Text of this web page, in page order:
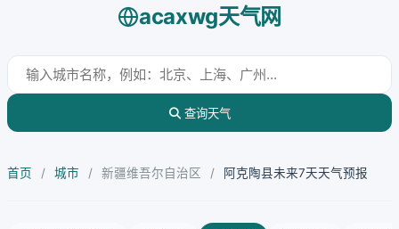
acaxwg天气网
查询天气
首页 / 城市 / 新疆维吾尔自治区 / 阿克陶县未来7天天气预报